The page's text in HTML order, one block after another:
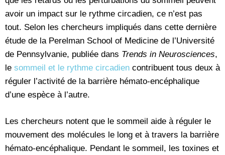
avoir un impact sur le rythme circadien, ce n’est pas
tout. Selon les chercheurs impliqués dans cette dernière
étude de la Perelman School of Medicine de l’Université
de Pennsylvanie, publiée dans Trends in Neurosciences,
le sommeil et le rythme circadien contribuent tous deux à
réguler l’activité de la barrière hémato-encéphalique
d’une espèce à l’autre.
Les chercheurs notent que le sommeil aide à réguler le
mouvement des molécules le long et à travers la barrière
hémato-encéphalique. Pendant le sommeil, les toxines et